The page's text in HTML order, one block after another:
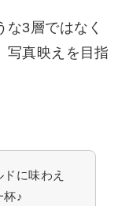
3層ではなく
写真映えを目指
に味わえ
杯♪